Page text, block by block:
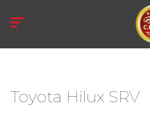
Toyota Hilux SRV